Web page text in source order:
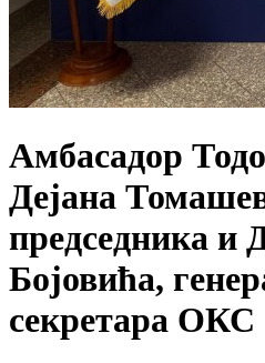
Амбасадор
Дејана
председника и
Бојовића,
секретара ОКС